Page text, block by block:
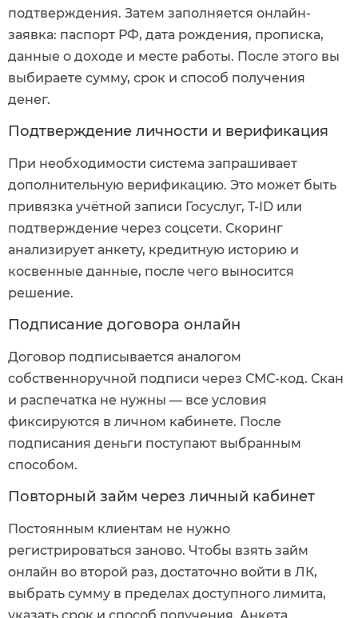
подтверждения. Затем заполняется онлайн-
заявка: паспорт РФ, дата рождения, прописка,
данные о доходе и месте работы. После этого вы
выбираете сумму, срок и способ получения
денег.
Подтверждение личности и верификация
При необходимости система запрашивает
дополнительную верификацию. Это может быть
привязка учётной записи Госуслуг, T-ID или
подтверждение через соцсети. Скоринг
анализирует анкету, кредитную историю и
косвенные данные, после чего выносится
решение.
Подписание договора онлайн
Договор подписывается аналогом
собственноручной подписи через СМС-код. Скан
и распечатка не нужны — все условия
фиксируются в личном кабинете. После
подписания деньги поступают выбранным
способом.
Повторный займ через личный кабинет
Постоянным клиентам не нужно
регистрироваться заново. Чтобы взять займ
онлайн во второй раз, достаточно войти в ЛК,
выбрать сумму в пределах доступного лимита,